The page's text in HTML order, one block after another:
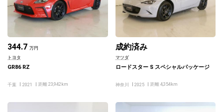
344.7 万円
トヨタ
GR86 RZ
千葉 2021 距離 23,942km
成約済み
マツダ
ロードスター S スペシャルパッケージ
神奈川 2025 距離 4,354km